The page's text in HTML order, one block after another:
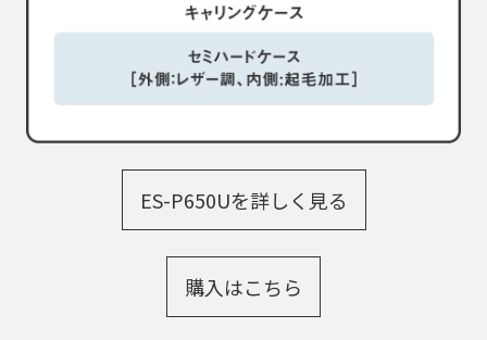
ES-P650Uを詳しく見る
購入はこちら